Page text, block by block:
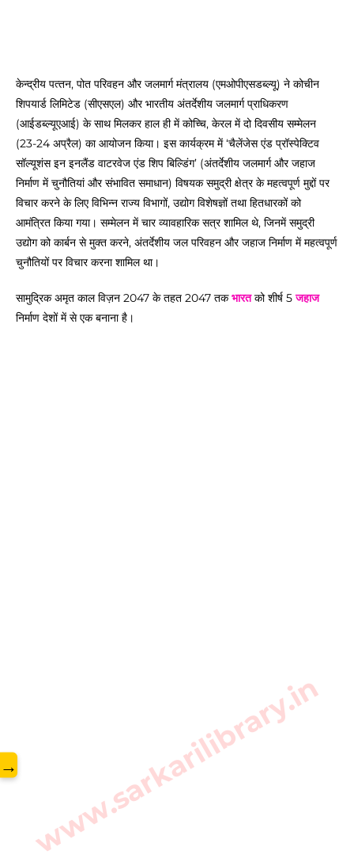
केन्‍द्रीय पत्‍तन, पोत परिवहन और जलमार्ग मंत्रालय (एमओपीएसडब्ल्यू) ने कोचीन
शिपयार्ड लिमिटेड (सीएसएल) और भारतीय अंतर्देशीय जलमार्ग प्राधिकरण
(आईडब्ल्यूएआई) के साथ मिलकर हाल ही में कोच्चि, केरल में दो दिवसीय सम्मेलन
(23-24 अप्रैल) का आयोजन किया। इस कार्यक्रम में ‘चैलेंजेस एंड प्रॉस्‍पेक्टिव
सॉल्‍यूशंस इन इनलैंड वाटरवेज एंड शिप बिल्डिंग’ (अंतर्देशीय जलमार्ग और जहाज
निर्माण में चुनौतियां और संभावित समाधान) विषयक समुद्री क्षेत्र के महत्वपूर्ण मुद्दों पर
विचार करने के लिए विभिन्न राज्य विभागों, उद्योग विशेषज्ञों तथा हितधारकों को
आमंत्रित किया गया। सम्मेलन में चार व्यावहारिक सत्र शामिल थे, जिनमें समुद्री
उद्योग को कार्बन से मुक्‍त करने, अंतर्देशीय जल परिवहन और जहाज निर्माण में महत्वपूर्ण
चुनौतियों पर विचार करना शामिल था।
सामुद्रिक अमृत काल विज़न 2047 के तहत 2047 तकभारतको शीर्ष 5जहाज
निर्माण देशों में से एक बनाना है।
www.sarkarilibrary.in
→